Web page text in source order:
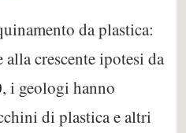
da plastica:
crescente ipotesi da
i geologi hanno
di plastica e altri